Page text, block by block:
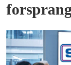
forsprang